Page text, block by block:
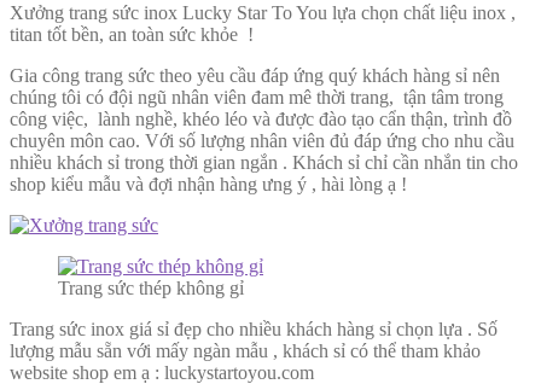
Xưởng trang sức inox Lucky Star To You lựa chọn chất liệu inox ,
titan tốt bền, an toàn sức khỏe !
Gia công trang sức theo yêu cầu đáp ứng quý khách hàng sỉ nên
chúng tôi có đội ngũ nhân viên đam mê thời trang, tận tâm trong
công việc, lành nghề, khéo léo và được đào tạo cẩn thận, trình đồ
chuyên môn cao. Với số lượng nhân viên đủ đáp ứng cho nhu cầu
nhiều khách sỉ trong thời gian ngắn . Khách sỉ chỉ cần nhắn tin cho
shop kiểu mẫu và đợi nhận hàng ưng ý , hài lòng ạ !
Trang sức thép không gỉ
Trang sức inox giá sỉ đẹp cho nhiều khách hàng sỉ chọn lựa . Số
lượng mẫu sẵn với mấy ngàn mẫu , khách sỉ có thể tham khảo
website shop em ạ : luckystartoyou.com